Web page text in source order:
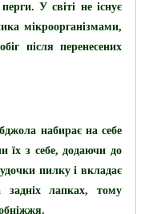
У світі не існує
мікроорганізмами,
після перенесених
набирає на себе
їх з себе, додаючи до
пилку і вкладає
задніх лапках, тому